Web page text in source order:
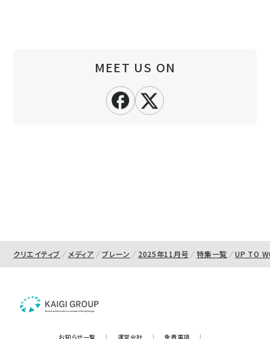
MEET US ON
クリエイティブ メディア ブレーン 2025年11月号 特集一覧 UP TO
お知らせ一覧 | 運営会社 | 免責事項 |